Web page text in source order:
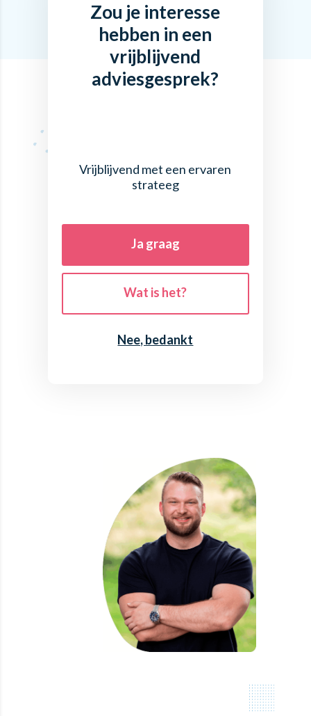
Zou je interesse
hebben in een
vrijblijvend
adviesgesprek?
Vrijblijvend met een ervaren
strateeg
Ja graag
Wat is het?
Nee, bedankt